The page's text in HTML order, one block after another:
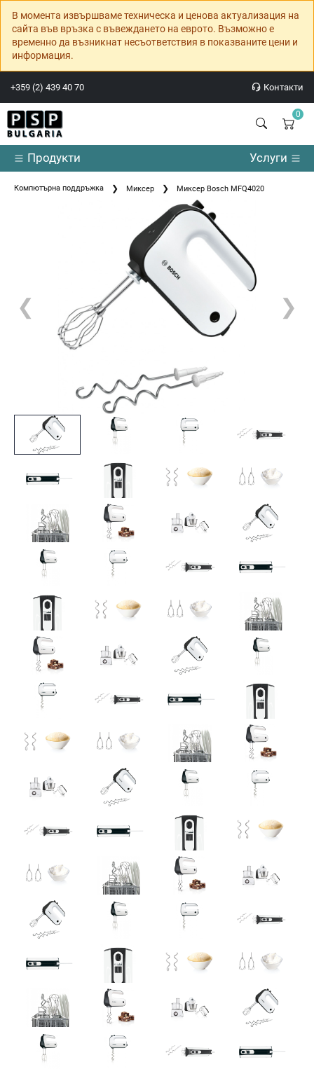
В момента извършваме техническа и ценова актуализация на
сайта във връзка с въвеждането на еврото. Възможно е
временно да възникнат несъответствия в показваните цени и
информация.
+359 (2) 439 40 70 Контакти
0
Продукти Услуги
Компютърна поддръжка Миксер Миксер Bosch MFQ4020
❮ ❯